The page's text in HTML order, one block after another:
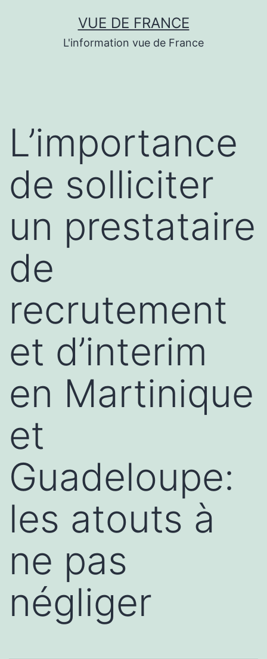
VUE DE FRANCE
L'information vue de France
L’importance
de solliciter
un prestataire
de
recrutement
et d’interim
en Martinique
et
Guadeloupe:
les atouts à
ne pas
négliger